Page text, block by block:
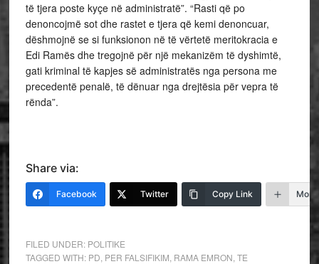
të tjera poste kyçe në administratë”. “Rasti që po
denoncojmë sot dhe rastet e tjera që kemi denoncuar,
dëshmojnë se si funksionon në të vërtetë meritokracia e
Edi Ramës dhe tregojnë për një mekanizëm të dyshimtë,
gati kriminal të kapjes së administratës nga persona me
precedentë penalë, të dënuar nga drejtësia për vepra të
rënda”.
Share via:
Facebook Twitter Copy Link More
FILED UNDER: POLITIKE
TAGGED WITH: PD PER FALSIFIKIM RAMA EMRON TE